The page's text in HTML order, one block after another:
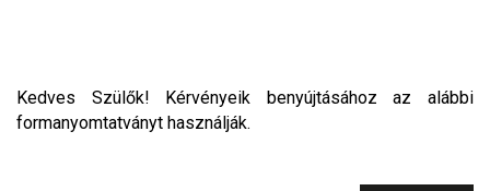
Kedves Szülők! Kérvényeik benyújtásához az alábbi
formanyomtatványt használják.